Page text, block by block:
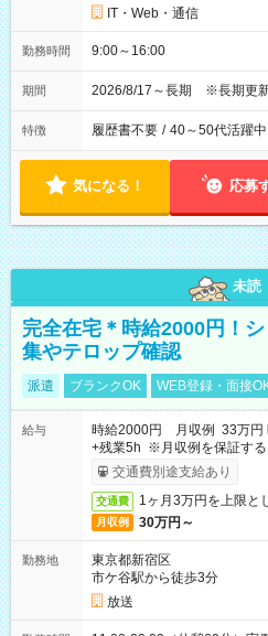
IT・Web・通信
勤務時間 9:00～16:00
期間 2026/8/17～長期 ※長期更
特徴 履歴書不要 / 40～50代活躍中
気になる！ 応募
未読
完全在宅＊時給2000円！
集やテロップ確認
派遣 ブランクOK WEB登録・面接
給与
時給2000円 月収例 33万円
+残業5h ※月収例を保証す
取りサービス利用可（利用条
交通費別途支給あり
交通費 1ヶ月3万円を上限と
月収例 30万円～
勤務地
東京都新宿区
市ケ谷駅から徒歩3分
放送